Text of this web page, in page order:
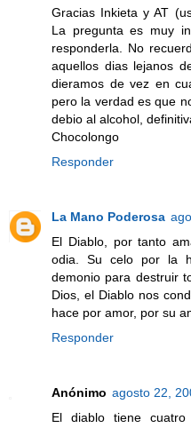
Gracias Inkieta y AT
La pregunta es muy
responderla. No
aquellos dias lejanos
dieramos de vez en
pero la verdad es que
debio al alcohol,
Chocolongo
Responder
La Mano Poderosa
El Diablo, por tanto
odia. Su celo por la
demonio para destruir
Dios, el Diablo nos
hace por amor, por su
Responder
Anónimo agosto 22,
El diablo tiene